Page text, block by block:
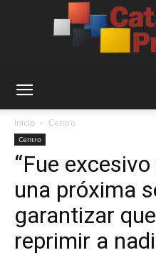
Inicio Centro
Centro
“Fue
una próxima
garantizar
reprimir a